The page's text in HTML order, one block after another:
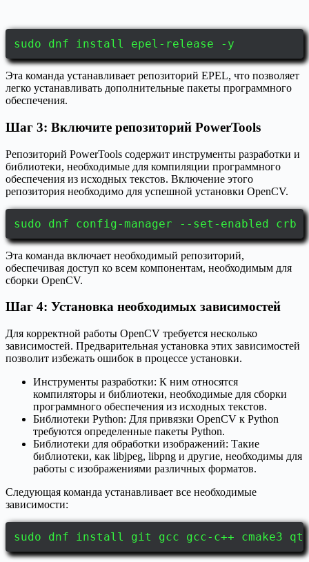
sudo dnf install epel-release -y
Эта команда устанавливает репозиторий EPEL, что позволяет
легко устанавливать дополнительные пакеты программного
обеспечения.
Шаг 3: Включите репозиторий PowerTools
Репозиторий PowerTools содержит инструменты разработки и
библиотеки, необходимые для компиляции программного
обеспечения из исходных текстов. Включение этого
репозитория необходимо для успешной установки OpenCV.
sudo dnf config-manager --set-enabled crb
Эта команда включает необходимый репозиторий,
обеспечивая доступ ко всем компонентам, необходимым для
сборки OpenCV.
Шаг 4: Установка необходимых зависимостей
Для корректной работы OpenCV требуется несколько
зависимостей. Предварительная установка этих зависимостей
позволит избежать ошибок в процессе установки.
Инструменты разработки: К ним относятся
компиляторы и библиотеки, необходимые для сборки
программного обеспечения из исходных текстов.
Библиотеки Python: Для привязки OpenCV к Python
требуются определенные пакеты Python.
Библиотеки для обработки изображений: Такие
библиотеки, как libjpeg, libpng и другие, необходимы для
работы с изображениями различных форматов.
Следующая команда устанавливает все необходимые
зависимости:
sudo dnf install git gcc gcc-c++ cmake3